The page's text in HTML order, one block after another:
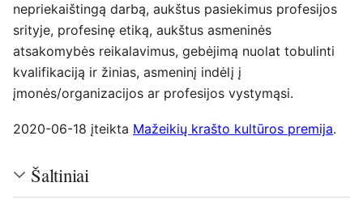
nepriekaištingą darbą, aukštus pasiekimus profesijos
srityje, profesinę etiką, aukštus asmeninės
atsakomybės reikalavimus, gebėjimą nuolat tobulinti
kvalifikaciją ir žinias, asmeninį indėlį į
įmonės/organizacijos ar profesijos vystymąsi.
2020-06-18 įteikta Mažeikių krašto kultūros premija.
Šaltiniai